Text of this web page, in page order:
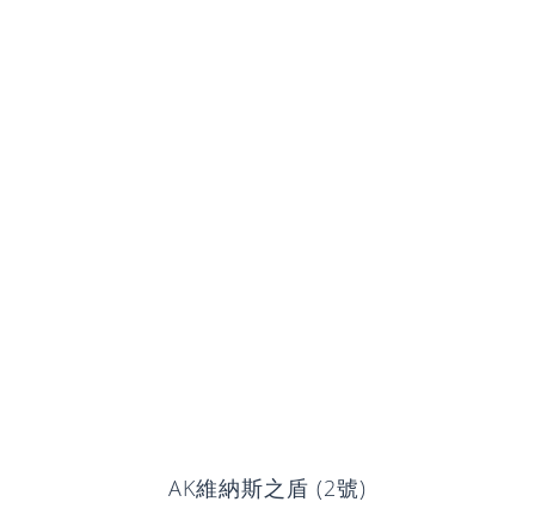
AK維納斯之盾 (2號)